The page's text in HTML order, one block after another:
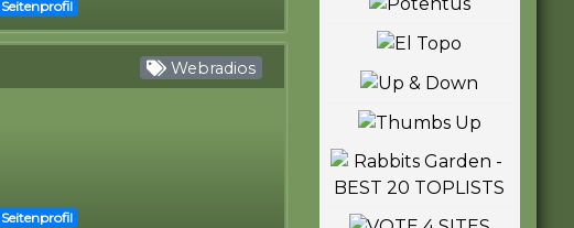
Seitenprofil
Webradios
Seitenprofil